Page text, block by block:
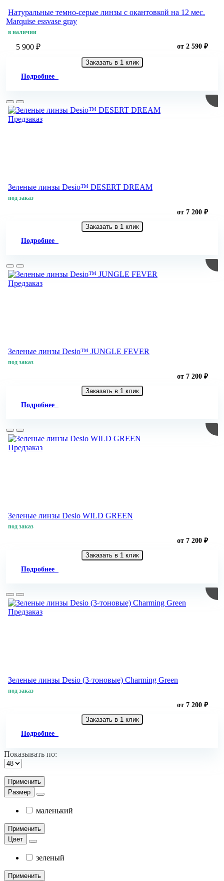
Натуральные темно-серые линзы c окантовкой на 12 мес.
Marquise essvase gray
в наличии
5 900 ₽ от 2 590 ₽
Заказать в 1 клик
Подробнее
Предзаказ
Зеленые линзы Desio™ DESERT DREAM
под заказ
от 7 200 ₽
Заказать в 1 клик
Подробнее
Предзаказ
Зеленые линзы Desio™ JUNGLE FEVER
под заказ
от 7 200 ₽
Заказать в 1 клик
Подробнее
Предзаказ
Зеленые линзы Desio WILD GREEN
под заказ
от 7 200 ₽
Заказать в 1 клик
Подробнее
Предзаказ
Зеленые линзы Desio (3-тоновые) Charming Green
под заказ
от 7 200 ₽
Заказать в 1 клик
Подробнее
Показывать по:
Применить
Размер
маленький
Применить
Цвет
зеленый
Применить